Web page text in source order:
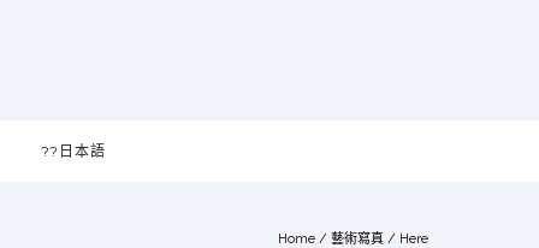
??日本語
Home / 藝術寫真 / Here